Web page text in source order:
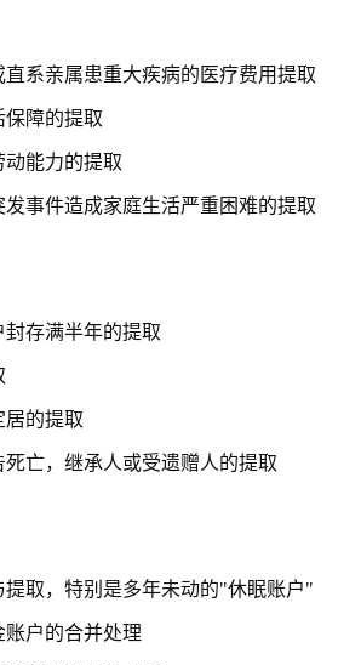
系亲属患重大疾病的医疗费用提取
障的提取
能力的提取
事件造成家庭生活严重困难的提取
存满半年的提取
居的提取
亡，继承人或受遗赠人的提取
取，特别是多年未动的"休眠账户"
户的合并处理